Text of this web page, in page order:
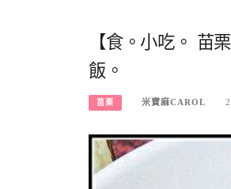
【食。小吃。 苗
飯。
苗栗 米寶麻CAROL